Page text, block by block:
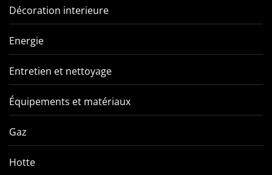
Décoration interieure
Energie
Entretien et nettoyage
Équipements et matériaux
Gaz
Hotte